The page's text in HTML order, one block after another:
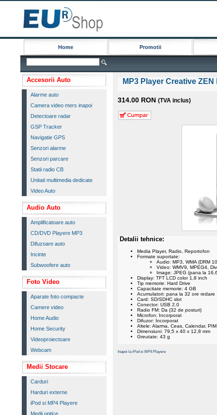
Home Promotii
Accesorii Auto
Alarme auto
Camera video mers inapoi
Detectoare radar
GSP Tracker
Navigatie GPS
Senzori alarme
Senzori parcare
Statii radio CB
Unitati multimedia dedicate
Video Auto
Audio Auto
Amplificatoare auto
CD/DVD Playere MP3
Difuzoare auto
Incinte
Subwoofere auto
Foto Video
Aparate foto compacte
Camere video
Home Audio
Home Security
Videoproiectoare
Webcam
Medii Stocare
Carduri
Harduri externe
iPod si MP4 Playere
Medii optice
MP3 Player Creative ZEN
314.00 RON (TVA inclus)
Detalii tehnice:
Media Player, Radio, Reportofon
Formate suportate:
Audio: MP3, WMA (DRM
Video: WMV9, MPEG4,
Image: JPEG (pana la
Display: TFT LCD color 1,8 inch
Tip memorie: Hard Drive
Capacitate memorie: 4 GB
Acumulatori: pana la 32 ore redare
Card: SD/SDHC slot
Conector: USB 2.0
Radio FM: Da (32 de posturi)
Microfon: Incorporat
Difuzor: Incorporat
Altele: Alarma, Ceas, Calendar,
Dimensiuni: 79,5 x 40 x 12,8 mm
Greutate: 43 g
Inapoi la iPod si MP4 Playere